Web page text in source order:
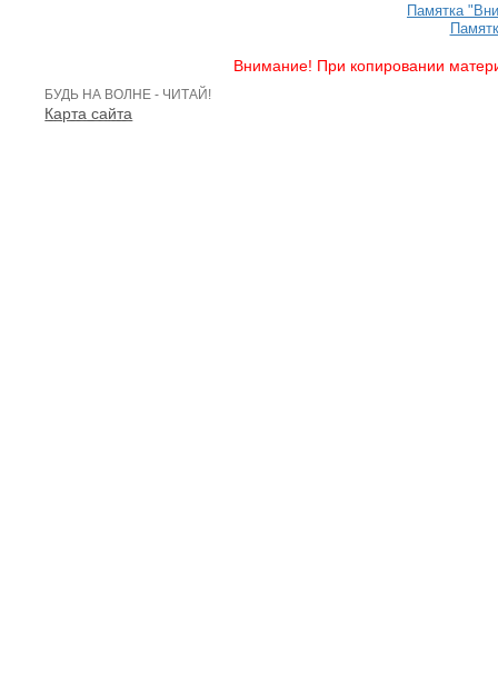
Памятка
Внимание! При копировании
БУДЬ НА ВОЛНЕ - ЧИТАЙ!
Карта сайта